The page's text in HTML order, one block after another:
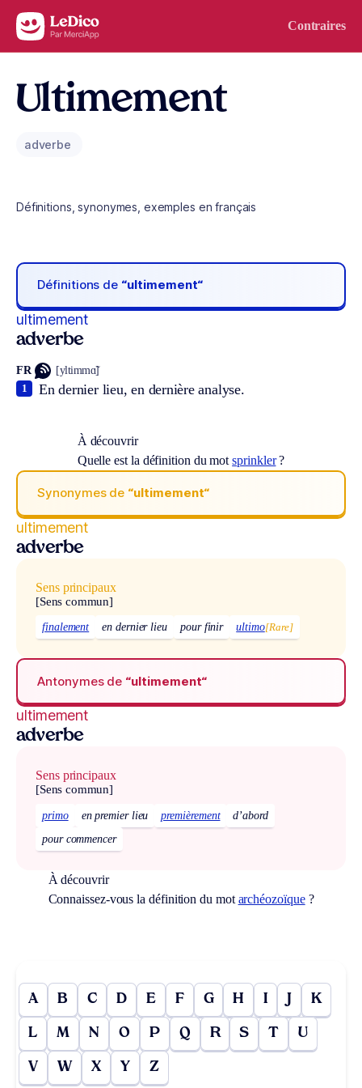
Aller au contenu Contraires
Ultimement
adverbe
Définitions, synonymes, exemples en français
Définitions de “ultimement“
ultimement
adverbe
FR [yltimmɑ̃]
En dernier lieu, en dernière analyse.
1
À découvrir
Quelle est la définition du motsprinkler?
Synonymes de “ultimement“
ultimement
adverbe
Sens principaux
[Sens commun]
finalement en dernier lieu pour finir ultimo[Rare]
Antonymes de “ultimement“
ultimement
adverbe
Sens principaux
[Sens commun]
primo en premier lieu premièrement
d’abord
pour commencer
À découvrir
Connaissez-vous la définition du mot archéozoïque?
A B C D E F G H I J K
L M N O P Q R S T U
V W X Y Z